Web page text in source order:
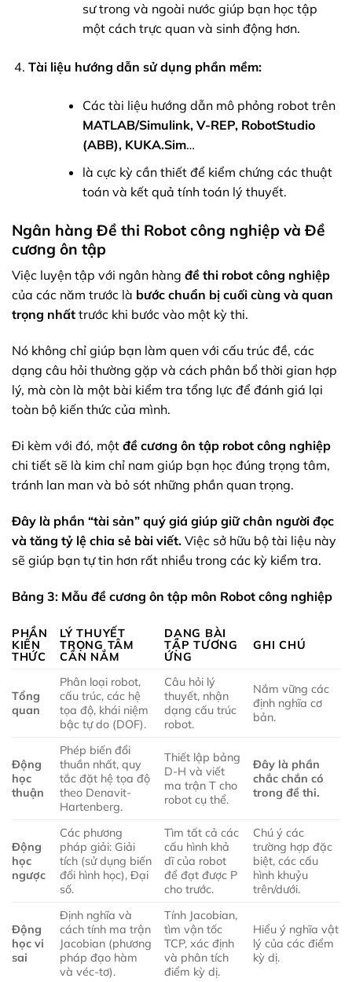
sư trong và ngoài nước giúp bạn học tập
một cách trực quan và sinh động hơn.
Tài liệu hướng dẫn sử dụng phần mềm:
Các tài liệu hướng dẫn mô phỏng robot trên
MATLAB/Simulink, V-REP, RobotStudio
(ABB), KUKA.Sim…
là cực kỳ cần thiết để kiểm chứng các thuật
toán và kết quả tính toán lý thuyết.
Ngân hàng Đề thi Robot công nghiệp và Đề
cương ôn tập
Việc luyện tập với ngân hàng đề thi robot công nghiệp
của các năm trước là bước chuẩn bị cuối cùng và quan
trọng nhất trước khi bước vào một kỳ thi.
Nó không chỉ giúp bạn làm quen với cấu trúc đề, các
dạng câu hỏi thường gặp và cách phân bổ thời gian hợp
lý, mà còn là một bài kiểm tra tổng lực để đánh giá lại
toàn bộ kiến thức của mình.
Đi kèm với đó, một đề cương ôn tập robot công nghiệp
chi tiết sẽ là kim chỉ nam giúp bạn học đúng trọng tâm,
tránh lan man và bỏ sót những phần quan trọng.
Đây là phần “tài sản” quý giá giúp giữ chân người đọc
và tăng tỷ lệ chia sẻ bài viết. Việc sở hữu bộ tài liệu này
sẽ giúp bạn tự tin hơn rất nhiều trong các kỳ kiểm tra.
Bảng 3: Mẫu đề cương ôn tập môn Robot công nghiệp
PHẦN
KIẾN
THỨC
LÝ THUYẾT
TRỌNG TÂM
CẦN NẮM
DẠNG BÀI
TẬP TƯƠNG
ỨNG
GHI CHÚ
Tổng
quan
Phân loại robot,
cấu trúc, các hệ
tọa độ, khái niệm
bậc tự do (DOF).
Câu hỏi lý
thuyết, nhận
dạng cấu trúc
robot.
Nắm vững các
định nghĩa cơ
bản.
Động
học
thuận
Phép biến đổi
thuần nhất, quy
tắc đặt hệ tọa độ
theo Denavit-
Hartenberg.
Thiết lập bảng
D-H và viết
ma trận T cho
robot cụ thể.
Đây là phần
chắc chắn có
trong đề thi.
Động
học
ngược
Các phương
pháp giải: Giải
tích (sử dụng biến
đổi hình học), Đại
số.
Tìm tất cả các
cấu hình khả
dĩ của robot
để đạt được P
cho trước.
Chú ý các
trường hợp đặc
biệt, các cấu
hình khuỷu
trên/dưới.
Động
học vi
sai
Định nghĩa và
cách tính ma trận
Jacobian (phương
pháp đạo hàm
và véc-tơ).
Tính Jacobian,
tìm vận tốc
TCP, xác định
và phân tích
điểm kỳ dị.
Hiểu ý nghĩa vật
lý của các điểm
kỳ dị.